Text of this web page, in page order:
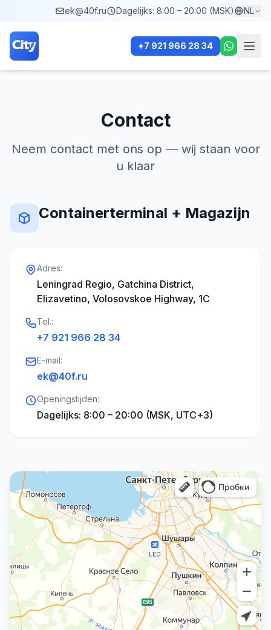
ek@40f.ru Dagelijks: 8:00 – 20:00 (MSK) NL
+7 921 966 28 34
Contact
Neem contact met ons op — wij staan voor
u klaar
Containerterminal + Magazijn
Adres:
Leningrad Regio, Gatchina District,
Elizavetino, Volosovskoe Highway, 1C
Tel.:
+7 921 966 28 34
E-mail:
ek@40f.ru
Openingstijden:
Dagelijks: 8:00 – 20:00 (MSK, UTC+3)